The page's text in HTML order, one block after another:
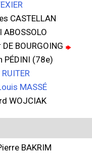
CASTELLAN
ABOSSOLO
BOURGOING
PÉDINI (78e)
MASSÉ
WOJCIAK
BAKRIM